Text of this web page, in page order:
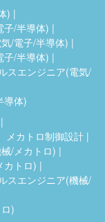
)
子/半導体)
/電子/半導体)
子/半導体)
スエンジニア(電気/
導体)
メカトロ制御設計
/メカトロ)
カトロ)
スエンジニア(機械/
)